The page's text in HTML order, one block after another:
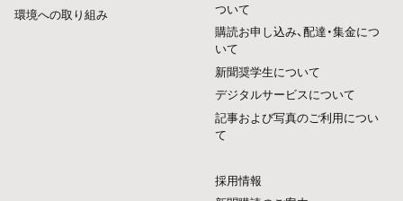
環境への取り組み
ついて
購読お申し込み、配達・集金につ
いて
新聞奨学生について
デジタルサービスについて
記事および写真のご利用につい
て
採用情報